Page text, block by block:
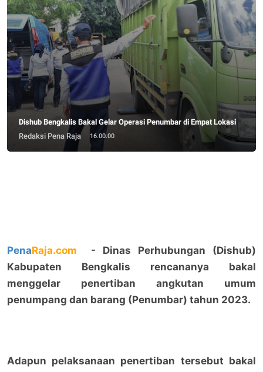
Dishub Bengkalis Bakal Gelar Operasi Penumbar di Empat Lokasi
Redaksi Pena Raja
16.00.00
PenaRaja.com - Dinas Perhubungan (Dishub)
Kabupaten Bengkalis rencananya bakal
menggelar penertiban angkutan umum
penumpang dan barang (Penumbar) tahun 2023.
Adapun pelaksanaan penertiban tersebut bakal